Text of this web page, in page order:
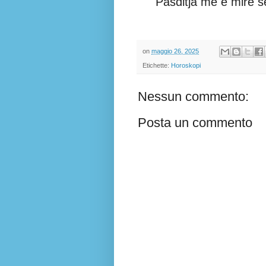
on maggio 26, 2025
Etichette: Horoskopi
Nessun commento:
Posta un commento